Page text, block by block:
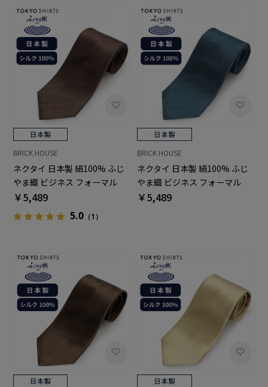
BRICK HOUSE
ネクタイ 日本製 絹100% ふじ
やま織 ビジネス フォーマル
￥5,489
5.0（1）
BRICK HOUSE
ネクタイ 日本製 絹100% ふじ
やま織 ビジネス フォーマル
￥5,489